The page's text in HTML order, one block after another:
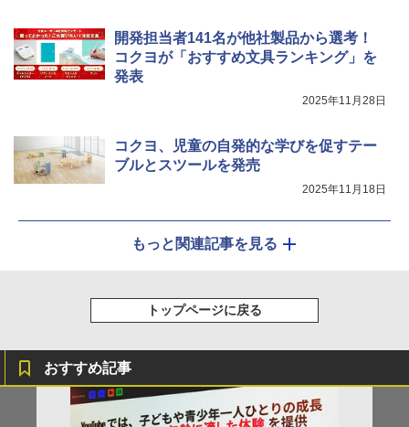
開発担当者141名が他社製品から選考！
コクヨが「おすすめ文具ランキング」を
発表
2025年11月28日
コクヨ、児童の自発的な学びを促すテー
ブルとスツールを発売
2025年11月18日
もっと関連記事を見る
トップページに戻る
おすすめ記事